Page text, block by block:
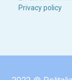
Privacy policy